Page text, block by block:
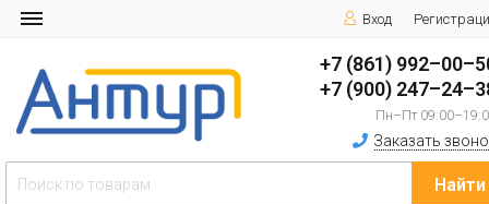
Вход
+7 (861)
+7 (900)
Пн–Пт
Заказать
Найти